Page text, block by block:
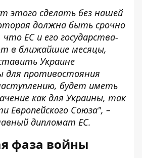
этого сделать без нашей
должна быть срочно
что ЕС и его государства-
в ближайшие месяцы,
Украине
для противостояния
будет иметь
как для Украины, так
Европейского Союза", –
дипломат ЕС.
фаза войны